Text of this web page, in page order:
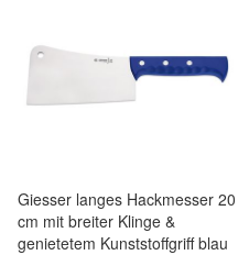
Giesser langes Hackmesser 20
cm mit breiter Klinge &
genietetem Kunststoffgriff blau